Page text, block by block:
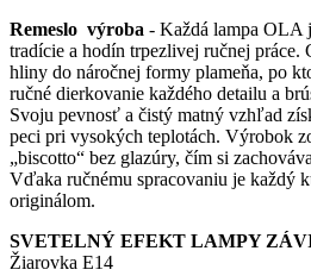
Remeslo výroba - Každá lampa OLA
tradície a hodín trpezlivej ručnej práce.
hliny do náročnej formy plameňa, po
ručné dierkovanie každého detailu a
Svoju pevnosť a čistý matný vzhľad
peci pri vysokých teplotách. Výrobok
„biscotto“ bez glazúry, čím si
Vďaka ručnému spracovaniu je každý
originálom.
SVETELNÝ EFEKT LAMPY
Žiarovka E14